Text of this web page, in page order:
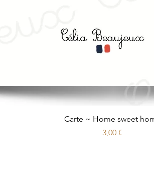
Aperçu rapide
Carte ~ Home sweet
Prix
3,00 €